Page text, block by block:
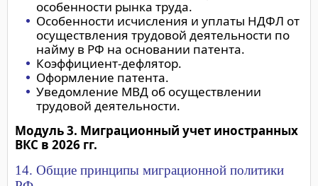
особенности рынка труда.
Особенности исчисления и уплаты НДФЛ от
осуществления трудовой деятельности по
найму в РФ на основании патента.
Коэффициент-дефлятор.
Оформление патента.
Уведомление МВД об осуществлении
трудовой деятельности.
Модуль 3. Миграционный учет иностранных
ВКС в 2026 гг.
14. Общие принципы миграционной политики